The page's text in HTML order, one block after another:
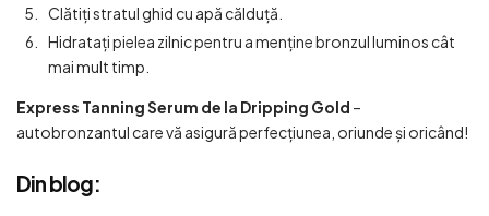
Clătiți stratul ghid cu apă călduță.
Hidratați pielea zilnic pentru a menține bronzul luminos cât
mai mult timp.
Express Tanning Serum de la Dripping Gold –
autobronzantul care vă asigură perfecțiunea, oriunde și oricând!
Din blog: